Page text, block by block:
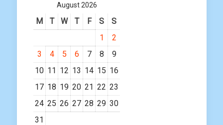
August 2026
M T W T F S
S
1
2
3
4 5 6 7 8
9
10 11 12 13 14 15 16
17 18 19 20 21 22 23
24 25 26 27 28 29 30
31